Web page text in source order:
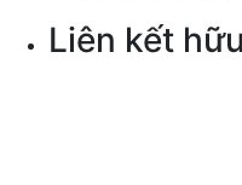
Liên kết